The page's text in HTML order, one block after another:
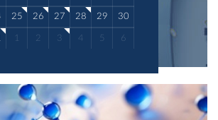
25 26 27 28 29 30
1 2 3 4 5 6